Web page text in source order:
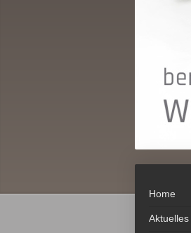
Home
Aktuelles